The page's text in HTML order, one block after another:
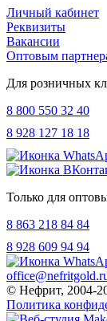
Личный кабинет
Реквизиты
Вакансии
Оптовым
Для розничных
8 800 550 32 40
8 928 127 18 18
Только для
8 863 218 84 84
8 928 609 94 94
© Нефрит, 2004-
Политика